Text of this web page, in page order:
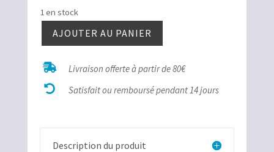
1 en stock
quantité
Corail
fossilisé
AJOUTER AU PANIER
 Livraison offerte à partir de 80€
 Satisfait ou remboursé pendant 14 jours
Description du produit